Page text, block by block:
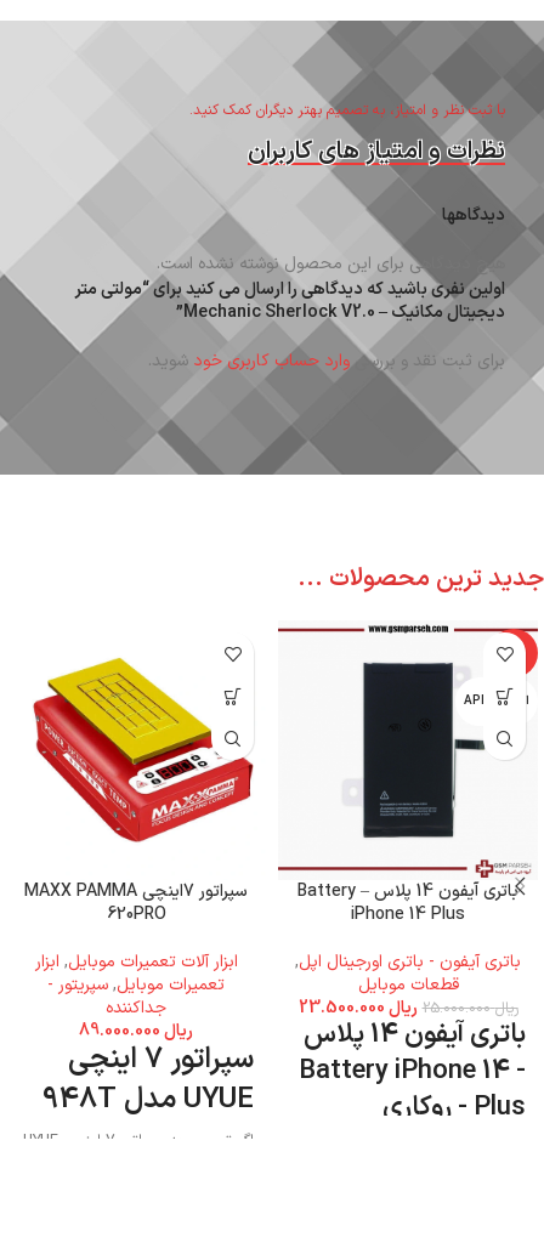
با ثبت نظر و امتیاز، به تصمیم بهتر دیگران کمک کنید.
نظرات و امتیاز های کاربران
دیدگاهها
هیچ دیدگاهی برای این محصول نوشته نشده است.
اولین نفری باشید که دیدگاهی را ارسال می کنید برای “مولتی متر
دیجیتال مکانیک – Mechanic Sherlock V2.0”
برای ثبت نقد و بررسیوارد حساب کاربری خود شوید.
جدید ترین محصولات ...
-6%
اپل - APPLE
باتری آیفون 14 پلاس – Battery
iPhone 14 Plus
باتری آیفون - باتری اورجینال اپل,
قطعات موبایل
ریال25.000.000 ریال
باتری آیفون 14 پلاس
- Battery iPhone 14
Plus - روکاری
سپراتور 7اینچی MAXX PAMMA
620PRO
ابزار آلات تعمیرات موبایل, ابزار
تعمیرات موبایل,سپریتور -
جداکننده
ریال
سپراتور 7 اینچی
UYUE مدل 948T
اگر تصمیم به سپراتور 7 اینچی UYUE